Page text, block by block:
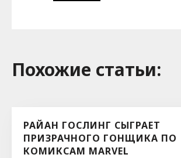
Похожие cтатьи:
РАЙАН ГОСЛИНГ СЫГРАЕТ
ПРИЗРАЧНОГО ГОНЩИКА ПО
КОМИКСАМ MARVEL